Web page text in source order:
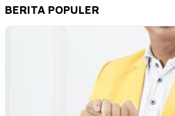
BERITA POPULER